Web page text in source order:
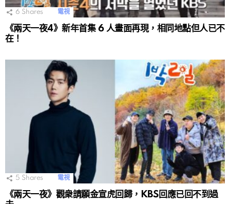
6 Shares 電視
《兩天一夜4》新年首集 6 人畫面再現，相同地點但人已不
在！
5 Shares 電視
《兩天一夜》觀衆請願金宣虎回歸，KBS回應已回不到過